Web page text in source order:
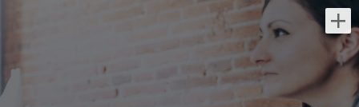
Najnowsze oferty pracy:
Kierownik Budowy /
Kierowniczka Budowy